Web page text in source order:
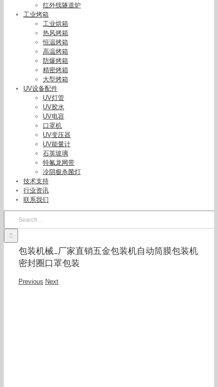
红外线隧道炉
工业烤箱
工业烘箱
热风烤箱
恒温烤箱
高温烤箱
防爆烤箱
精密烤箱
大型烤箱
UV设备配件
UV灯管
UV胶水
UV电容
口罩机
UV变压器
UV能量计
石英玻璃
特氟龙网带
冷阴极杀菌灯
技术支持
行业资讯
联系我们
包装机械_厂家直销五金包装机自动筒膜包装机
密封圈口罩包装
Previous Next